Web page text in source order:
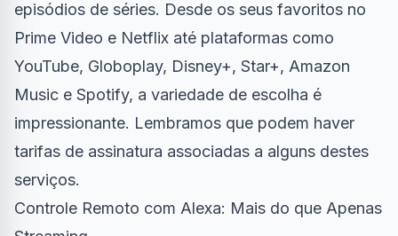
episódios de séries. Desde os seus favoritos no
Prime Video e Netflix até plataformas como
YouTube, Globoplay, Disney+, Star+, Amazon
Music e Spotify, a variedade de escolha é
impressionante. Lembramos que podem haver
tarifas de assinatura associadas a alguns destes
serviços.
Controle Remoto com Alexa: Mais do que Apenas